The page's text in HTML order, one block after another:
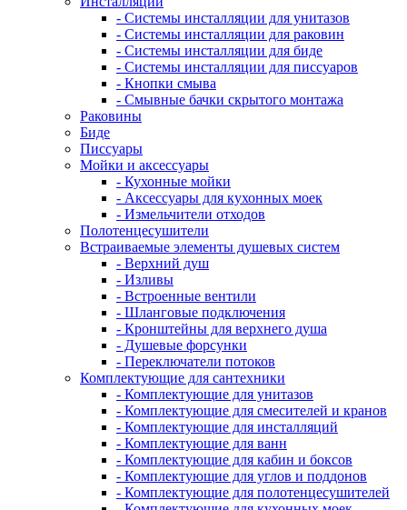
- Системы инсталляции для унитазов
- Системы инсталляции для раковин
- Системы инсталляции для биде
- Системы инсталляции для писсуаров
- Кнопки смыва
- Смывные бачки скрытого монтажа
Раковины
Биде
Писсуары
Мойки и аксессуары
- Кухонные мойки
- Аксессуары для кухонных моек
- Измельчители отходов
Полотенцесушители
Встраиваемые элементы душевых систем
- Верхний душ
- Изливы
- Встроенные вентили
- Шланговые подключения
- Кронштейны для верхнего душа
- Душевые форсунки
- Переключатели потоков
Комплектующие для сантехники
- Комплектующие для унитазов
- Комплектующие для смесителей и кранов
- Комплектующие для инсталляций
- Комплектующие для ванн
- Комплектующие для кабин и боксов
- Комплектующие для углов и поддонов
- Комплектующие для полотенцесушителей